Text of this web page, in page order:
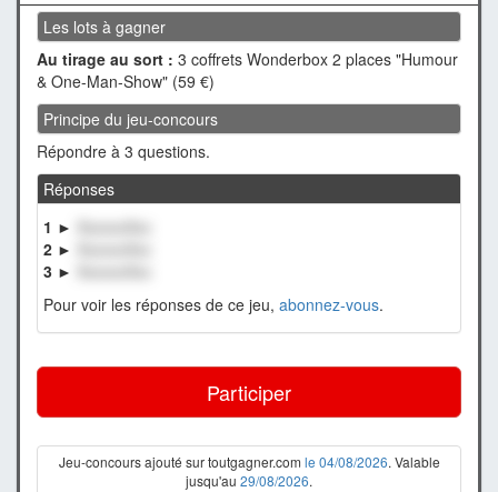
Les lots à gagner
Au tirage au sort : 3 coffrets Wonderbox 2 places "Humour
& One-Man-Show" (59 €)
Principe du jeu-concours
Répondre à 3 questions.
Réponses
1 ►
2 ►
3 ►
Pour voir les réponses de ce jeu, abonnez-vous.
Participer
Jeu-concours ajouté sur toutgagner.com le 04/08/2026. Valable
jusqu'au 29/08/2026.